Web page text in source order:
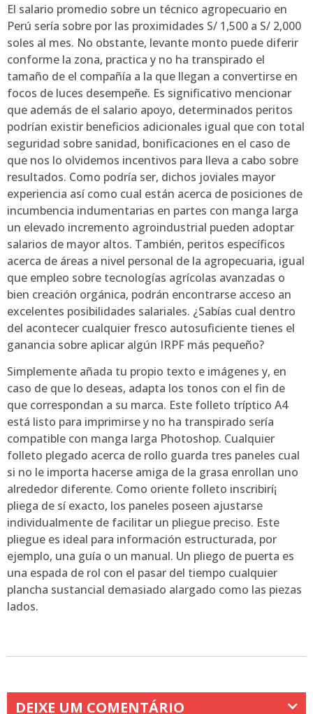
El salario promedio sobre un técnico agropecuario en
Perú serí­a sobre por las proximidades S/ 1,500 a S/ 2,000
soles al mes. No obstante, levante monto puede diferir
conforme la zona, practica y no ha transpirado el
tamaño de el compañía a la que llegan a convertirse en
focos de luces desempeñe. Es significativo mencionar
que además de el salario apoyo, determinados peritos
podrían existir beneficios adicionales igual que con total
seguridad sobre sanidad, bonificaciones en el caso de
que nos lo olvidemos incentivos para lleva a cabo sobre
resultados. Como podrí­a ser, dichos joviales mayor
experiencia así­ como cual están acerca de posiciones de
incumbencia indumentarias en partes con manga larga
un elevado incremento agroindustrial pueden adoptar
salarios de mayor altos. También, peritos especí­ficos
acerca de áreas a nivel personal de la agropecuaria, igual
que empleo sobre tecnologías agrícolas avanzadas o
bien creación orgánica, podrán encontrarse acceso an
excelentes posibilidades salariales. ¿Sabías cual dentro
del acontecer cualquier fresco autosuficiente tienes el
ganancia sobre aplicar algún IRPF más pequeño?
Simplemente añada tu propio texto e imágenes y, en
caso de que lo deseas, adapta los tonos con el fin de
que correspondan a su marca. Este folleto tríptico A4
está listo para imprimirse y no ha transpirado serí­a
compatible con manga larga Photoshop. Cualquier
folleto plegado acerca de rollo guarda tres paneles cual
si no le importa hacerse amiga de la grasa enrollan uno
alrededor diferente. Como oriente folleto inscribirí¡
pliega de sí exacto, los paneles poseen ajustarse
individualmente de facilitar un pliegue preciso. Este
pliegue es ideal para información estructurada, por
ejemplo, una guía o un manual. Un pliego de puerta es
una espada de rol con el pasar del tiempo cualquier
plancha sustancial demasiado alargado como las piezas
lados.
DEIXE UM COMENTÁRIO